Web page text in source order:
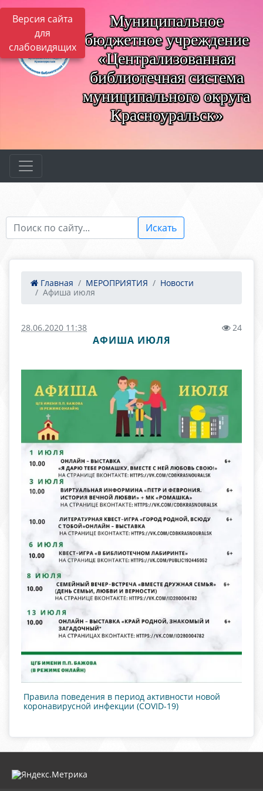
Версия сайта
для
слабовидящих
Муниципальное
бюджетное учреждение
«Централизованная
библиотечная система
муниципального округа
Красноуральск»
Искать
Главная МЕРОПРИЯТИЯ
Новости
Афиша июля
28.06.2020 11:38 24
АФИША ИЮЛЯ
Правила поведения в период активности новой
коронавирусной инфекции (COVID-19)